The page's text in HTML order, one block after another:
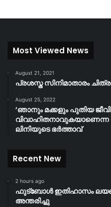
Most Viewed News
August 21, 2021
പ്രശസ്ത സിനിമാതാരം
August 25, 2022
‘ഞാനും മക്കളും പുതിയ
വിവാഹിതനാവുകയാണെന്ന
ലിനിയുടെ ഭർത്താവ്
Recent New
2 hours ago
ഫുട്ബോൾ ഇതിഹാസം
അന്തരിച്ചു